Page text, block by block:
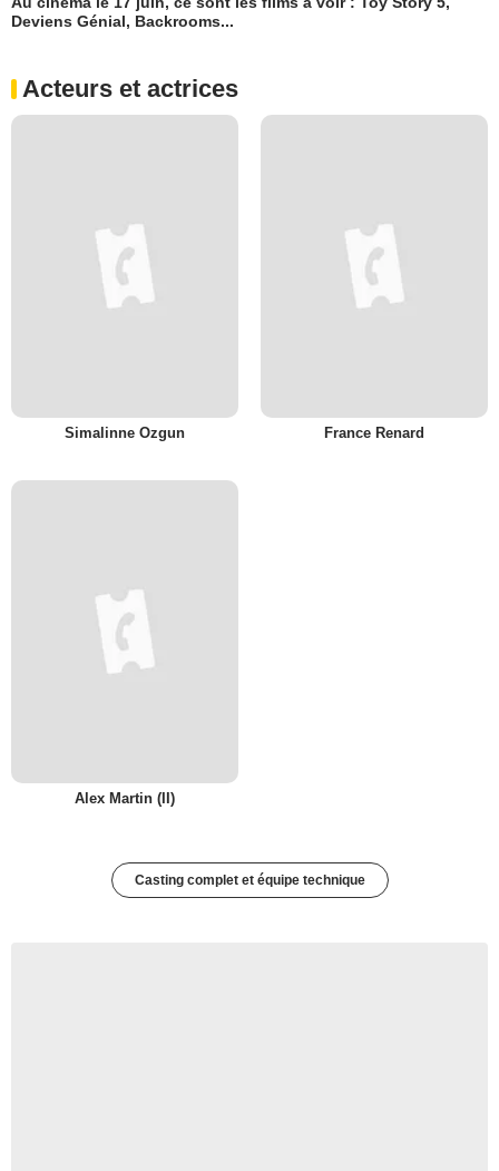
Deviens Génial, Backrooms...
Acteurs et actrices
Simalinne Ozgun France Renard
Alex Martin (II)
Casting complet et équipe technique